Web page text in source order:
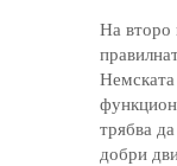
На второ
Немската
трябва
добри